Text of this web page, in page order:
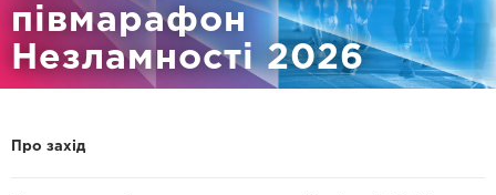
півмарафон
Незламності 2026
Про захід